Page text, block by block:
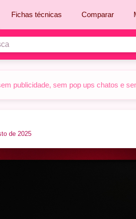
Fichas técnicas Comparar
publicidade, sem pop ups chatos e
de 2025